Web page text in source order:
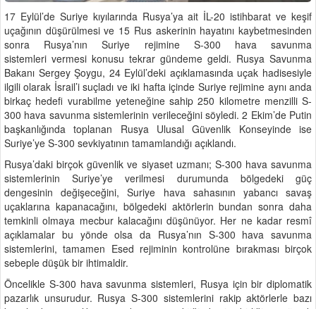
17 Eylül’de Suriye kıyılarında Rusya’ya ait İL-20 istihbarat ve keşif
uçağının düşürülmesi ve 15 Rus askerinin hayatını kaybetmesinden
sonra Rusya’nın Suriye rejimine S-300 hava savunma
sistemleri vermesi konusu tekrar gündeme geldi. Rusya Savunma
Bakanı Sergey Şoygu, 24 Eylül’deki açıklamasında uçak hadisesiyle
ilgili olarak İsrail’i suçladı ve iki hafta içinde Suriye rejimine aynı anda
birkaç hedefi vurabilme yeteneğine sahip 250 kilometre menzilli S-
300 hava savunma sistemlerinin verileceğini söyledi. 2 Ekim’de Putin
başkanlığında toplanan Rusya Ulusal Güvenlik Konseyinde ise
Suriye’ye S-300 sevkiyatının tamamlandığı açıklandı.
Rusya’daki birçok güvenlik ve siyaset uzmanı; S-300 hava savunma
sistemlerinin Suriye’ye verilmesi durumunda bölgedeki güç
dengesinin değişeceğini, Suriye hava sahasının yabancı savaş
uçaklarına kapanacağını, bölgedeki aktörlerin bundan sonra daha
temkinli olmaya mecbur kalacağını düşünüyor. Her ne kadar resmî
açıklamalar bu yönde olsa da Rusya’nın S-300 hava savunma
sistemlerini, tamamen Esed rejiminin kontrolüne bırakması birçok
sebeple düşük bir ihtimaldir.
Öncelikle S-300 hava savunma sistemleri, Rusya için bir diplomatik
pazarlık unsurudur. Rusya S-300 sistemlerini rakip aktörlerle bazı